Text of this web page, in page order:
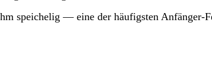
speichelig — eine der häufigsten